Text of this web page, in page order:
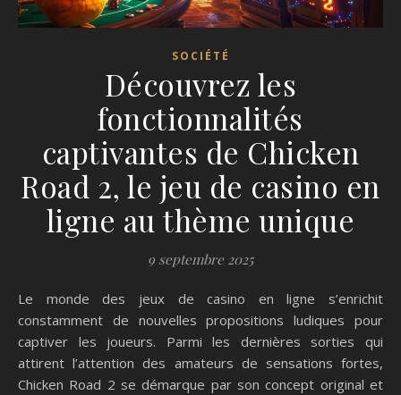
SOCIÉTÉ
Découvrez les
fonctionnalités
captivantes de Chicken
Road 2, le jeu de casino en
ligne au thème unique
9 septembre 2025
Le monde des jeux de casino en ligne s’enrichit
constamment de nouvelles propositions ludiques pour
captiver les joueurs. Parmi les dernières sorties qui
attirent l’attention des amateurs de sensations fortes,
Chicken Road 2 se démarque par son concept original et